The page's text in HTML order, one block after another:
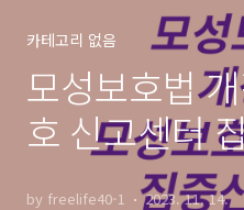
카테고리 없음
모성보호법
호 신고센터
by freelife40-1 2023. 11. 14.